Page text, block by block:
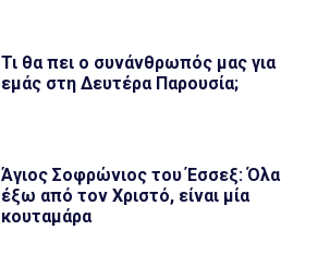
Τι θα πει ο συνάνθρωπός μας για
εμάς στη Δευτέρα Παρουσία;
Άγιος Σοφρώνιος του Έσσεξ: Όλα
έξω από τον Χριστό, είναι μία
κουταμάρα